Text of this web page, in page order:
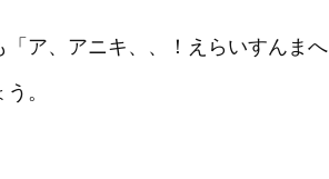
ア、アニキ、、！えらいすんまへ
。